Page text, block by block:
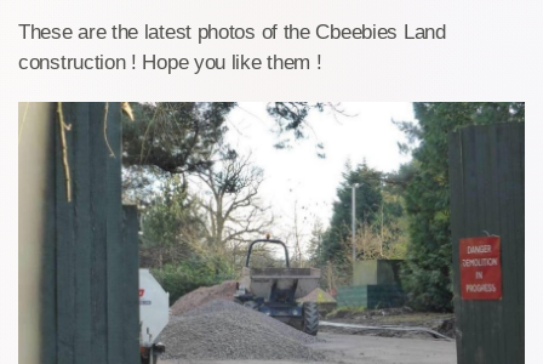
These are the latest photos of the Cbeebies Land
construction ! Hope you like them !